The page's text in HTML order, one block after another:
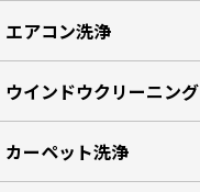
エアコン洗浄
ウインドウクリーニング
カーペット洗浄